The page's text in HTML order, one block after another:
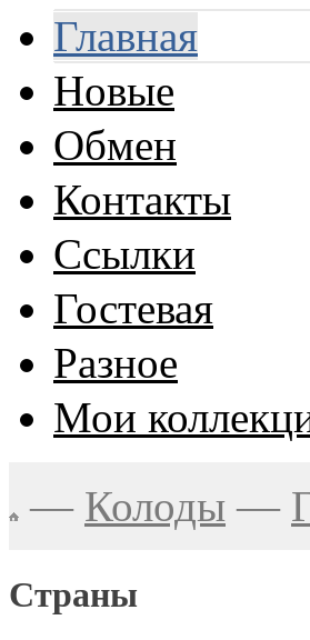
Главная
Новые
Обмен
Контакты
Ссылки
Гостевая
Разное
Мои
— Колоды —
Страны